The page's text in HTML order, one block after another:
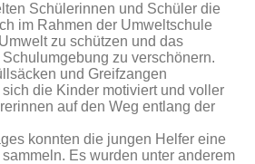
Schülerinnen und Schüler die
im Rahmen der Umweltschule
zu schützen und das
zu verschönern.
und Greifzangen
die Kinder motiviert und voller
auf den Weg entlang der
konnten die jungen Helfer eine
Es wurden unter anderem